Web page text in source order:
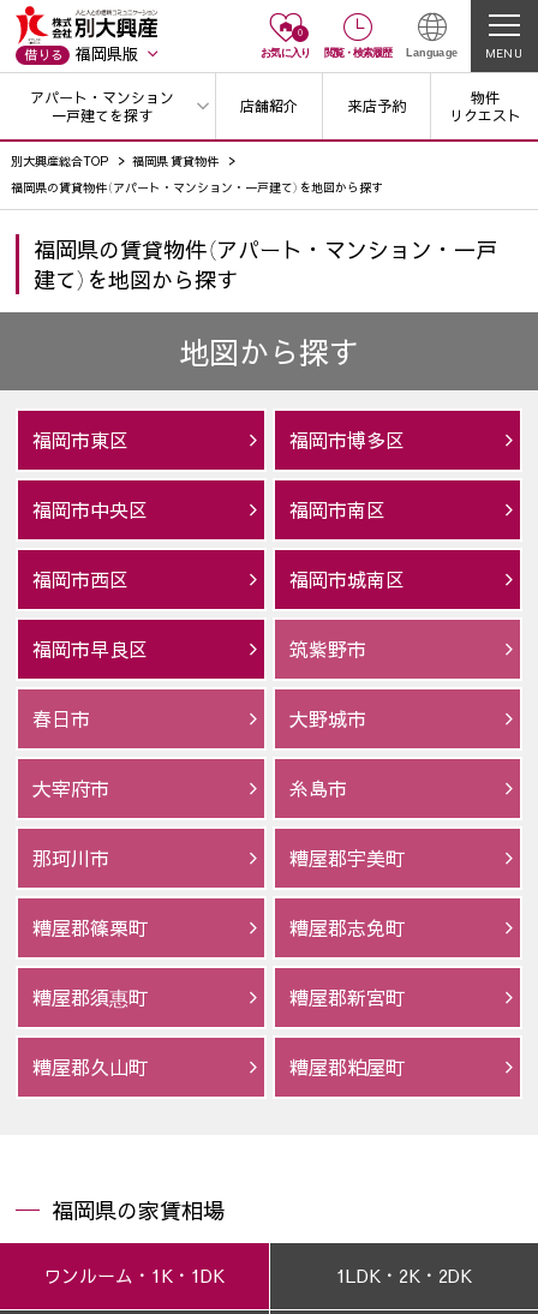
借りる 福岡県版
0
お気に入り 閲覧・ 検索履歴 Language MENU
アパート・マンション
一戸建てを探す
店舗紹介 来店予約
物件
リクエスト
別大興産総合TOP
福岡県 賃貸物件
福岡県の賃貸物件（アパート・マンション・一戸建て）を地図から探す
福岡県の賃貸物件（アパート・マンション・一戸
建て）を地図から探す
地図から探す
福岡市東区 福岡市博多区
福岡市中央区 福岡市南区
福岡市西区 福岡市城南区
福岡市早良区 筑紫野市
春日市 大野城市
大宰府市 糸島市
那珂川市 糟屋郡宇美町
糟屋郡篠栗町 糟屋郡志免町
糟屋郡須惠町 糟屋郡新宮町
糟屋郡久山町 糟屋郡粕屋町
福岡県の家賃相場
ワンルーム・1K・1DK 1LDK・2K・2DK